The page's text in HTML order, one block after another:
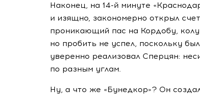
Наконец, на 14-й минуте
и изящно, закономерно открыл
проникающий пас на Кордобу,
но пробить не успел, поскольку
уверенно реализовал Сперцян:
по разным углам.
Ну, а что же «Бунедкор»? Он